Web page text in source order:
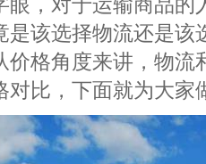
是该选择物流还是该
价格角度来讲，物流
对比，下面就为大家